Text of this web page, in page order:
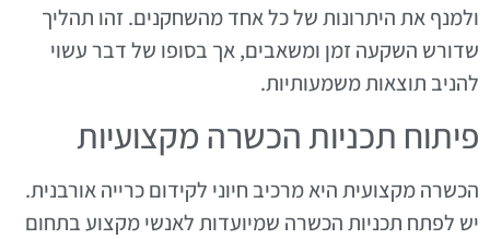
ולמנף את היתרונות של כל אחד מהשחקנים. זהו תהליך
שדורש השקעה זמן ומשאבים, אך בסופו של דבר עשוי
להניב תוצאות משמעותיות.
פיתוח תכניות הכשרה מקצועיות
הכשרה מקצועית היא מרכיב חיוני לקידום כרייה אורבנית.
יש לפתח תכניות הכשרה שמיועדות לאנשי מקצוע בתחום